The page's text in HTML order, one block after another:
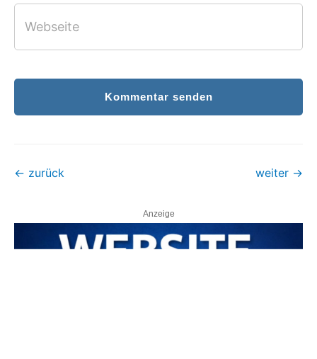
Webseite
Kommentar senden
← zurück weiter →
Anzeige